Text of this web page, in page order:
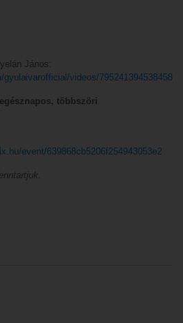
János:
videos/795241394538458
többszöri
event/639868cb5206f254943053e2